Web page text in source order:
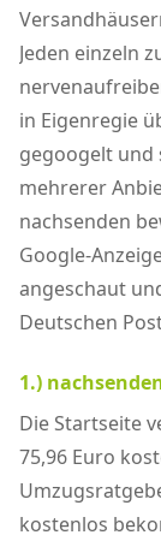
Jeden einzeln
in Eigenregie
gegoogelt und
mehrerer
nachsenden
Google-
angeschaut
Deutschen
1.)
Die Startseite
75,96 Euro
kostenlos